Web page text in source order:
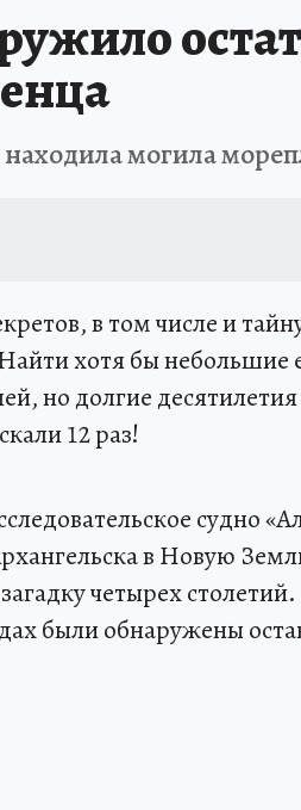
ЖУРНАЛИСТИКИ ИСПЫТАНО НА
могила
в том числе и
хотя бы небольшие
но долгие
12 раз!
судно
в Новую
четырех
были обнаружены